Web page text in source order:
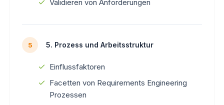
Validieren von Anforderungen
5 5. Prozess und Arbeitsstruktur
Einflussfaktoren
Facetten von Requirements Engineering
Prozessen